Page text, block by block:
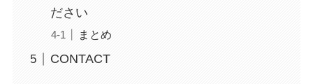
ださい
まとめ
CONTACT